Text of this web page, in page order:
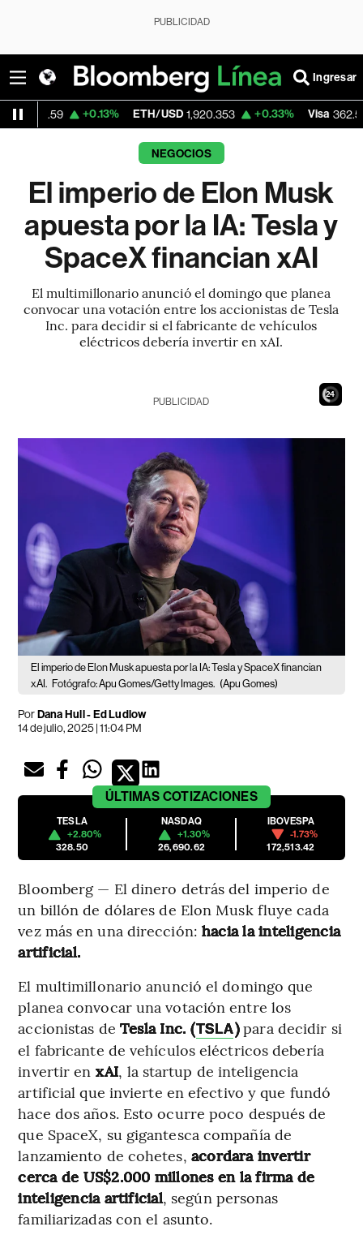
PUBLICIDAD
Ingresar
ETH/USD 1,920.353 +0.33% Visa 362.50 -2.15%
NEGOCIOS
El imperio de Elon Musk
apuesta por la IA: Tesla y
SpaceX financian xAI
El multimillonario anunció el domingo que planea
convocar una votación entre los accionistas de Tesla
Inc. para decidir si el fabricante de vehículos
eléctricos debería invertir en xAI.
22
PUBLICIDAD
El imperio de Elon Musk apuesta por la IA: Tesla y SpaceX financian
xAI. Fotógrafo: Apu Gomes/Getty Images. (Apu Gomes)
PorDana Hull - Ed Ludlow
14 de julio, 2025 | 11:04 PM
ÚLTIMAS COTIZACIONES
TESLA
+2.80%
328.50
NASDAQ
+1.30%
26,690.62
IBOVESPA
-1.73%
172,513.42
Bloomberg — El dinero detrás del imperio de
un billón de dólares de Elon Musk fluye cada
vez más en una dirección: hacia la inteligencia
artificial.
El multimillonario anunció el domingo que
planea convocar una votación entre los
accionistas de Tesla Inc. (TSLA)para decidir si
el fabricante de vehículos eléctricos debería
invertir en xAI, la startup de inteligencia
artificial que invierte en efectivo y que fundó
hace dos años. Esto ocurre poco después de
que SpaceX, su gigantesca compañía de
lanzamiento de cohetes, acordara invertir
cerca de US$2.000 millones en la firma de
inteligencia artificial, según personas
familiarizadas con el asunto.